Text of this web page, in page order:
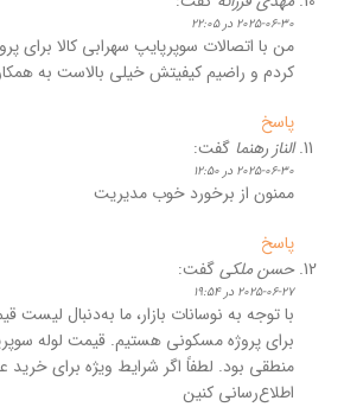
2025-06-30 در 22:05
من با اتصالات سوپرپایپ سهرابی کالا برای
کردم و راضیم کیفیتش خیلی بالاست به
پاسخ
الناز رهنما گفت:
2025-06-30 در 12:50
ممنون از برخورد خوب مدیریت
پاسخ
حسن ملکیگفت:
2025-06-27 در 19:54
با توجه به نوسانات بازار، ما به‌دنبال لیست
برای پروژه مسکونی هستیم. قیمت لوله
منطقی بود. لطفاً اگر شرایط ویژه برای خرید
اطلاع‌رسانی کنین